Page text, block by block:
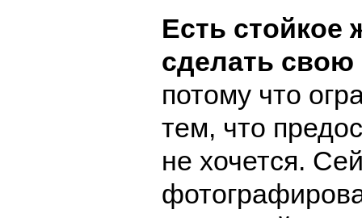
Есть стойкое
сделать
потому что
тем, что
не хочется.